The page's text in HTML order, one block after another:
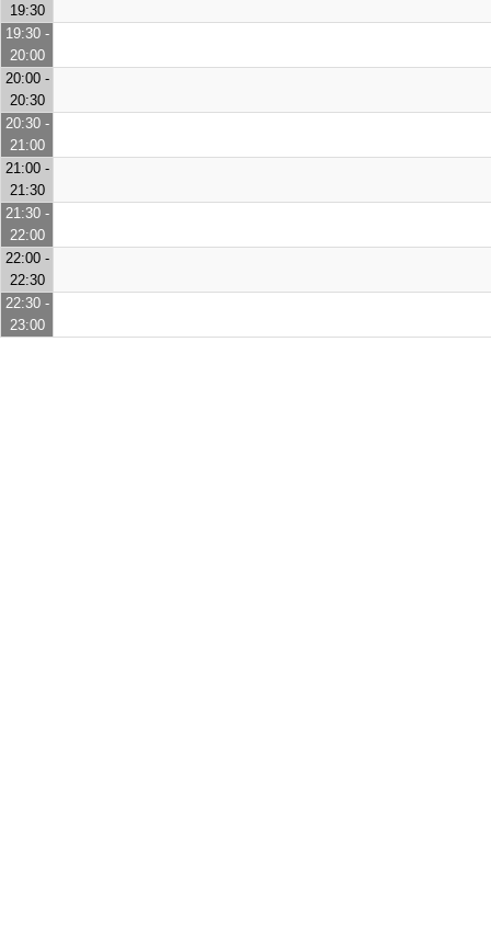
19:30
19:30 -
20:00
20:00 -
20:30
20:30 -
21:00
21:00 -
21:30
21:30 -
22:00
22:00 -
22:30
22:30 -
23:00